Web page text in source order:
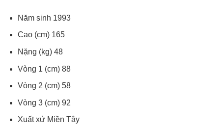
Năm sinh 1993
Cao (cm) 165
Nặng (kg) 48
Vòng 1 (cm) 88
Vòng 2 (cm) 58
Vòng 3 (cm) 92
Xuất xứ Miền Tây